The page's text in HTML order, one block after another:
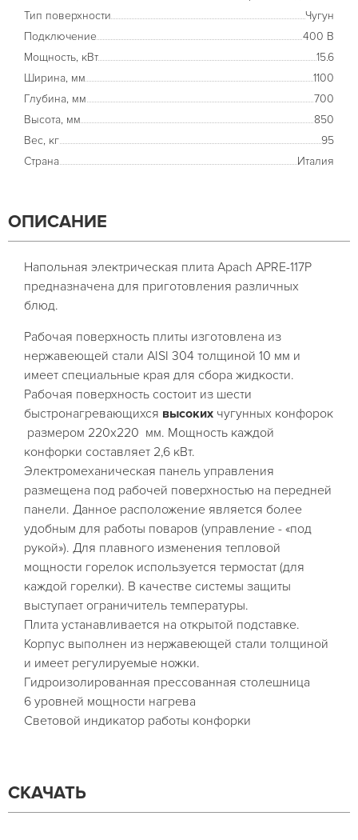
Тип поверхности
Чугун
Подключение
400 В
Мощность, кВт
15.6
Ширина, мм
1100
Глубина, мм
700
Высота, мм
850
Вес, кг
95
Страна
Италия
ОПИСАНИЕ
Напольная электрическая плита Apach APRE-117Р
предназначена для приготовления различных
блюд.
Рабочая поверхность плиты изготовлена из
нержавеющей стали AISI 304 толщиной 10 мм и
имеет специальные края для сбора жидкости.
Рабочая поверхность состоит из шести
быстронагревающихся высоких чугунных конфорок
размером 220х220 мм. Мощность каждой
конфорки составляет 2,6 кВт.
Электромеханическая панель управления
размещена под рабочей поверхностью на передней
панели. Данное расположение является более
удобным для работы поваров (управление - «под
рукой»). Для плавного изменения тепловой
мощности горелок используется термостат (для
каждой горелки). В качестве системы защиты
выступает ограничитель температуры.
Плита устанавливается на открытой подставке.
Корпус выполнен из нержавеющей стали толщиной
и имеет регулируемые ножки.
Гидроизолированная прессованная столешница
6 уровней мощности нагрева
Световой индикатор работы конфорки
СКАЧАТЬ